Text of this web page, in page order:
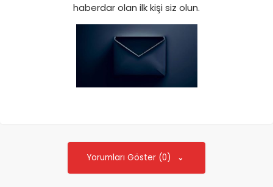
haberdar olan ilk kişi siz olun.
Yorumları Göster (0)